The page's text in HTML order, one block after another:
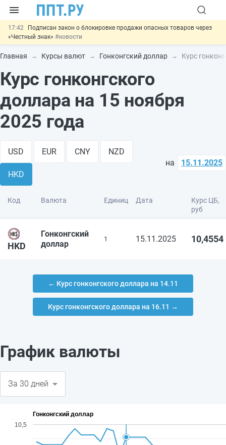
17:42
Подписан закон о блокировке продажи опасных товаров через
«Честный знак» #новости
17:17 Дистанционную работу беременных пропишут в ТК РФ#новости
отменить
15:25
Изменят правила контроля за подрядчиками ИЖС с эскроу-
11:31
Важно
Разработают единые критерии трудовых и ГПХ-
отношений
#новости
Главная Курсы валют Гонконгский доллар Курс
Курс гонконгского
доллара на 15 ноября
2025 года
USD EUR CNY NZD
HKD
на 15.11.2025
Код Валюта Единиц Дата
Курс ЦБ,
руб
HKD
Гонконгский
доллар
1 15.11.2025 10,4554
← Курс гонконгского доллара на 14.11
Курс гонконгского доллара на 16.11 →
График валюты
Гонконгский доллар
10,5